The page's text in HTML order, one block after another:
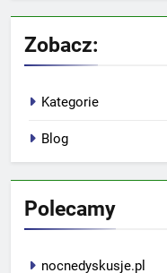
Zobacz:
Kategorie
Blog
Polecamy
nocnedyskusje.pl